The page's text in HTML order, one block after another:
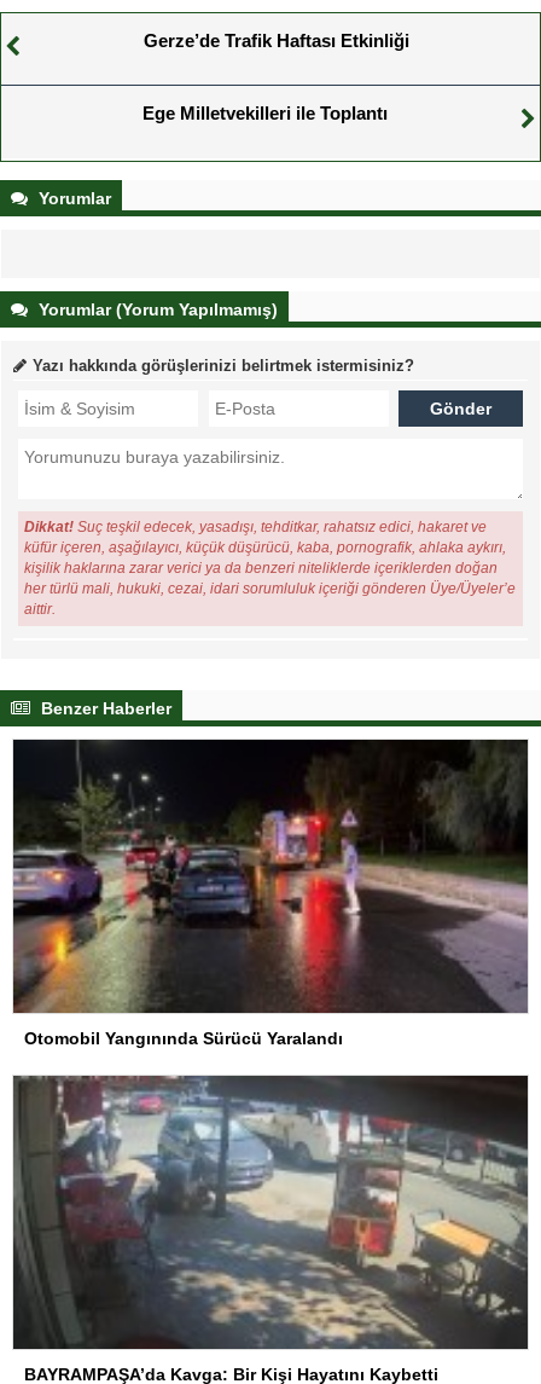
Gerze’de Trafik Haftası Etkinliği
Ege Milletvekilleri ile Toplantı
Yorumlar
Yorumlar (Yorum Yapılmamış)
Yazı hakkında görüşlerinizi belirtmek istermisiniz?
Dikkat! Suç teşkil edecek, yasadışı, tehditkar, rahatsız edici, hakaret ve
küfür içeren, aşağılayıcı, küçük düşürücü, kaba, pornografik, ahlaka aykırı,
kişilik haklarına zarar verici ya da benzeri niteliklerde içeriklerden doğan
her türlü mali, hukuki, cezai, idari sorumluluk içeriği gönderen Üye/Üyeler’e
aittir.
Benzer Haberler
Otomobil Yangınında Sürücü Yaralandı
BAYRAMPAŞA’da Kavga: Bir Kişi Hayatını Kaybetti